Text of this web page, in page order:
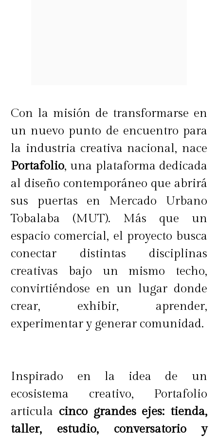
Con la misión de transformarse en
un nuevo punto de encuentro para
la industria creativa nacional, nace
Portafolio, una plataforma dedicada
al diseño contemporáneo que abrirá
sus puertas en Mercado Urbano
Tobalaba (MUT). Más que un
espacio comercial, el proyecto busca
conectar distintas disciplinas
creativas bajo un mismo techo,
convirtiéndose en un lugar donde
crear, exhibir, aprender,
experimentar y generar comunidad.
Inspirado en la idea de un
ecosistema creativo, Portafolio
articula cinco grandes ejes: tienda,
taller, estudio, conversatorio y